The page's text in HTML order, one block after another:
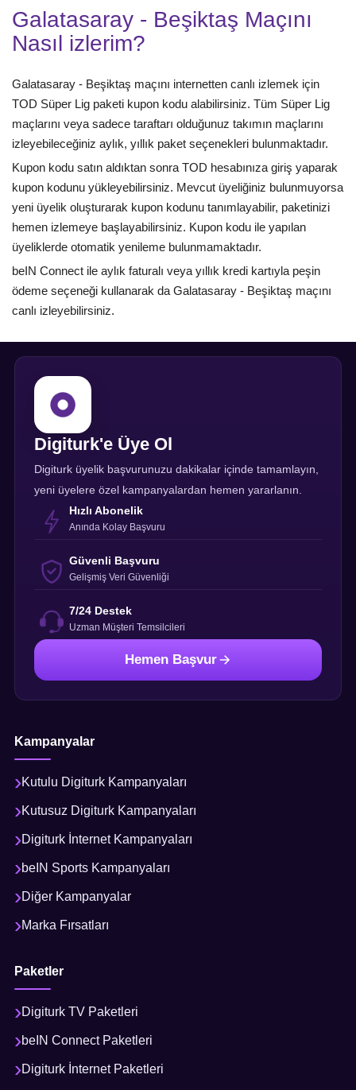
Galatasaray - Beşiktaş Maçını
Nasıl izlerim?
Galatasaray - Beşiktaş maçını internetten canlı izlemek için
TOD Süper Lig paketi kupon kodu alabilirsiniz. Tüm Süper Lig
maçlarını veya sadece taraftarı olduğunuz takımın maçlarını
izleyebileceğiniz aylık, yıllık paket seçenekleri bulunmaktadır.
Kupon kodu satın aldıktan sonra TOD hesabınıza giriş yaparak
kupon kodunu yükleyebilirsiniz. Mevcut üyeliğiniz bulunmuyorsa
yeni üyelik oluşturarak kupon kodunu tanımlayabilir, paketinizi
hemen izlemeye başlayabilirsiniz. Kupon kodu ile yapılan
üyeliklerde otomatik yenileme bulunmamaktadır.
beIN Connect ile aylık faturalı veya yıllık kredi kartıyla peşin
ödeme seçeneği kullanarak da Galatasaray - Beşiktaş maçını
canlı izleyebilirsiniz.
Digiturk'e Üye Ol
Digiturk üyelik başvurunuzu dakikalar içinde tamamlayın,
yeni üyelere özel kampanyalardan hemen yararlanın.
Hızlı Abonelik
Anında Kolay Başvuru
Güvenli Başvuru
Gelişmiş Veri Güvenliği
7/24 Destek
Uzman Müşteri Temsilcileri
Hemen Başvur
Kampanyalar
Kutulu Digiturk Kampanyaları
Kutusuz Digiturk Kampanyaları
Digiturk İnternet Kampanyaları
beIN Sports Kampanyaları
Diğer Kampanyalar
Marka Fırsatları
Paketler
Digiturk TV Paketleri
beIN Connect Paketleri
Digiturk İnternet Paketleri